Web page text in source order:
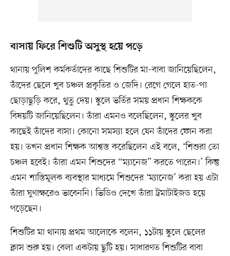
বাসায় ফিরে শিশুটি অসুস্থ হয়ে পড়ে
থানায় পুলিশ কর্মকর্তাদের কাছে শিশুটির মা–বাবা জানিয়েছিলেন,
তাঁদের ছেলে খুব চঞ্চল প্রকৃতির ও জেদি। রেগে গেলে হাত-পা
ছোড়াছুড়ি করে, থুতু দেয়। স্কুলে ভর্তির সময় প্রধান শিক্ষককে
বিষয়টি জানিয়েছিলেন। তাঁরা এমনও বলেছিলেন, স্কুলের খুব
কাছেই তাঁদের বাসা। কোনো সমস্যা হলে যেন তাঁদের ফোন করা
হয়। তখন প্রধান শিক্ষক আশ্বস্ত করেছিলেন এই বলে, ‘শিশুরা তো
চঞ্চল হবেই। তাঁরা এমন শিশুদের “ম্যানেজ” করতে পারেন।’ কিন্তু
এমন শাস্তিমূলক ব্যবস্থার মাধ্যমে শিশুদের ‘ম্যানেজ’ করা হয় এটা
তাঁরা ঘুণাক্ষরেও ভাবেননি। ভিডিও দেখে তাঁরা ট্রমাটাইজড হয়ে
পড়েছেন।
শিশুটির মা থানায় প্রথম আলোকে বলেন, ১১টায় স্কুলে ছেলের
ক্লাস শুরু হয়। বেলা একটায় ছুটি হয়। সাধারণত শিশুটির বাবা